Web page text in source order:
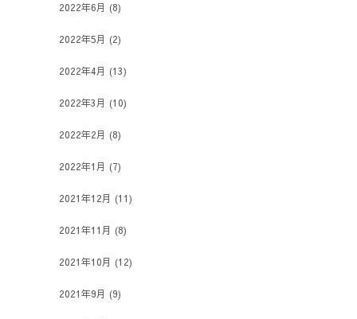
2022年6月 (8)
2022年5月 (2)
2022年4月 (13)
2022年3月 (10)
2022年2月 (8)
2022年1月 (7)
2021年12月 (11)
2021年11月 (8)
2021年10月 (12)
2021年9月 (9)